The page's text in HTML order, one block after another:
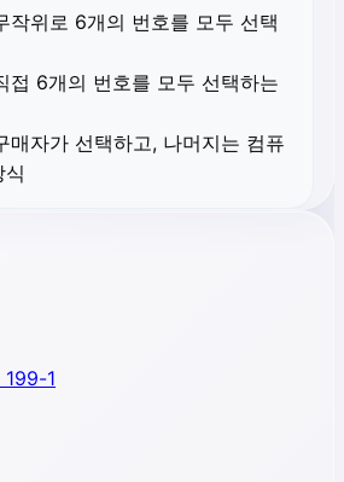
작위로 6개의 번호를 모두 선택
접 6개의 번호를 모두 선택하는
매자가 선택하고, 나머지는 컴퓨
199-1